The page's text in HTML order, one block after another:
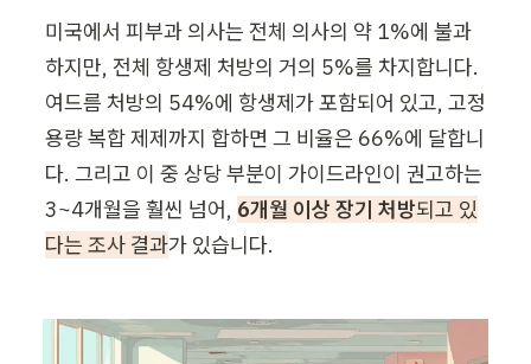
미국에서 피부과 의사는 전체 의사의 약 1%에 불과
하지만, 전체 항생제 처방의 거의 5%를 차지합니다.
여드름 처방의 54%에 항생제가 포함되어 있고, 고정
용량 복합 제제까지 합하면 그 비율은 66%에 달합니
다. 그리고 이 중 상당 부분이 가이드라인이 권고하는
3~4개월을 훨씬 넘어, 6개월 이상 장기 처방되고 있
다는 조사 결과가 있습니다.